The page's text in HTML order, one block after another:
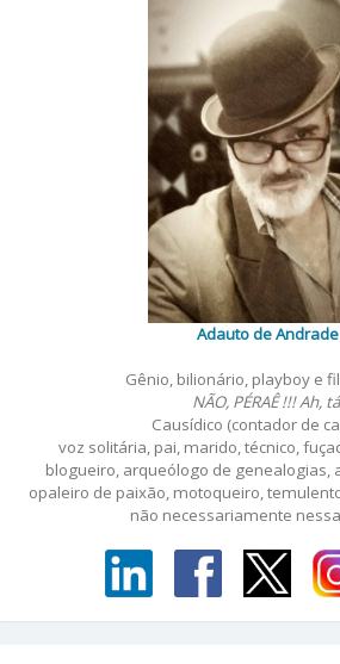
Adauto de Andrade
Gênio, bilionário, playboy e
NÃO, PÉRAÊ !!! Ah,
Causídico (contador de
voz solitária, pai, marido, técnico,
blogueiro, arqueólogo de genealogias,
opaleiro de paixão, motoqueiro,
não necessariamente